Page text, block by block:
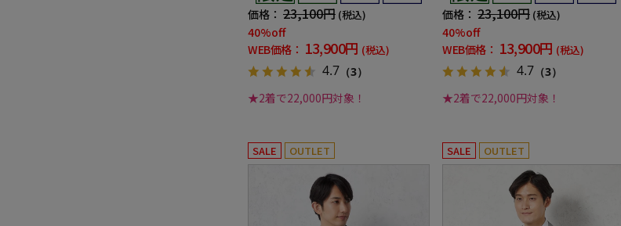
価格： 23,100円 (税込)
40%off
WEB価格： 13,900円 (税込)
4.7 （3）
★2着で22,000円対象！
価格： 23,100円 (税込)
40%off
WEB価格： 13,900円 (税込)
4.7 （3）
★2着で22,000円対象！
SALE OUTLET SALE OUTLET